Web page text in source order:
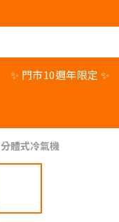
✨ 門市10週年限定 ✨
分體式冷氣機